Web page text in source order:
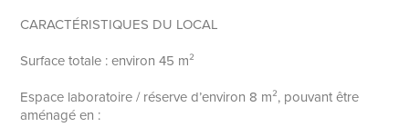
CARACTÉRISTIQUES DU LOCAL
Surface totale : environ 45 m²
Espace laboratoire / réserve d’environ 8 m², pouvant être
aménagé en :